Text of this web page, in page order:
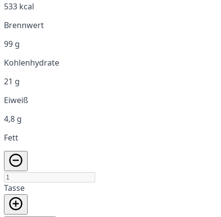
533 kcal
Brennwert
99 g
Kohlenhydrate
21 g
Eiweiß
4,8 g
Fett
Tasse